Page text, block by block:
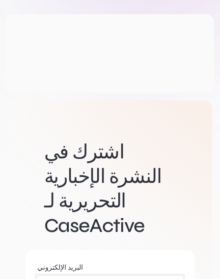
اشترك في
النشرة الإخبارية
التحريرية لـ
CaseActive
البريد الإلكتروني